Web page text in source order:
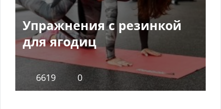
Упражнения с резинкой
для ягодиц
6619 0